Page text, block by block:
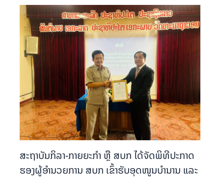
ສະຖາບັນກິລາ-ກາຍຍະກຳ ຫຼື ສບກ ໄດ້ຈັດພິທີປະກາດ
ຮອງຜູ້ອຳນວຍການ ສບກ ເຂົ້າຮັບອຸດໜູນບຳນານ ແລະ